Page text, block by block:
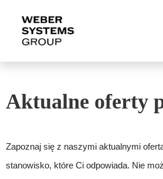
To my
Twoja aplikacja
Aktualne oferty
Zapoznaj się z naszymi aktualnymi
stanowisko, które Ci odpowiada. Nie